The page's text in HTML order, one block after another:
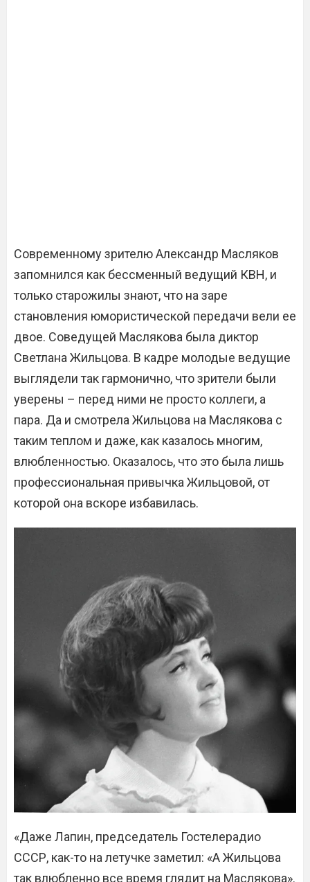
Современному зрителю Александр Масляков
запомнился как бессменный ведущий КВН, и
только старожилы знают, что на заре
становления юмористической передачи вели ее
двое. Соведущей Маслякова была диктор
Светлана Жильцова. В кадре молодые ведущие
выглядели так гармонично, что зрители были
уверены – перед ними не просто коллеги, а
пара. Да и смотрела Жильцова на Маслякова с
таким теплом и даже, как казалось многим,
влюбленностью. Оказалось, что это была лишь
профессиональная привычка Жильцовой, от
которой она вскоре избавилась.
«Даже Лапин, председатель Гостелерадио
СССР, как-то на летучке заметил: «А Жильцова
так влюбленно все время глядит на Маслякова».